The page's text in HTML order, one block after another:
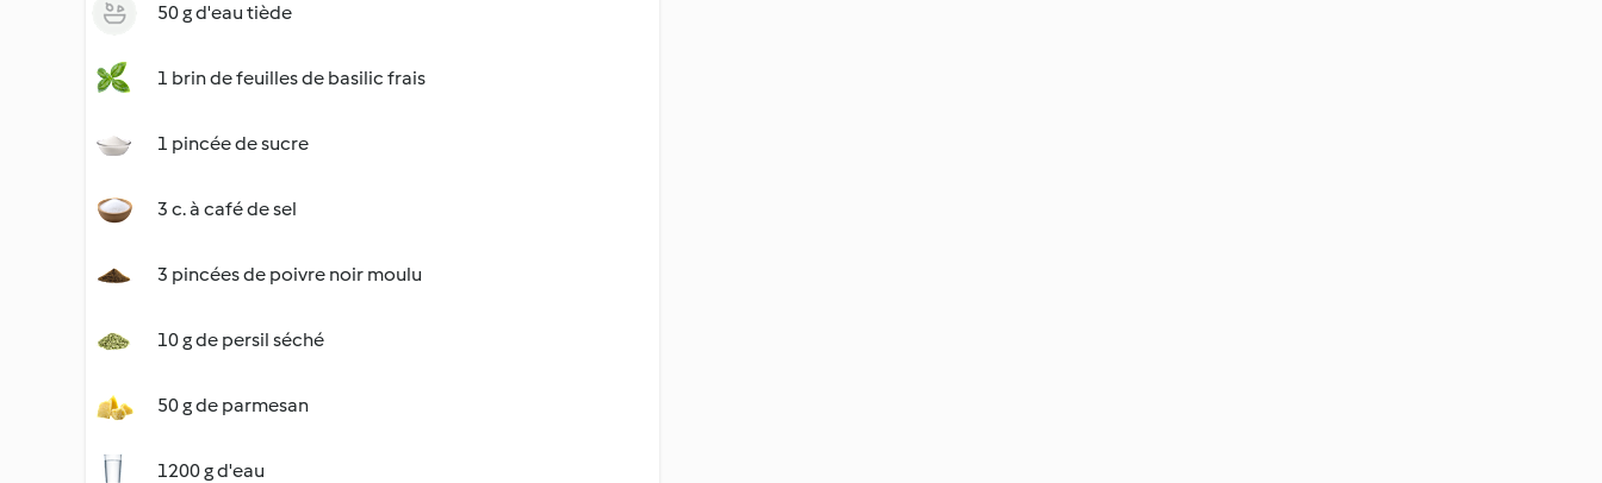
50 g d'eau tiède
1 brin de feuilles de basilic frais
1 pincée de sucre
3 c. à café de sel
3 pincées de poivre noir moulu
10 g de persil séché
50 g de parmesan
1200 g d'eau